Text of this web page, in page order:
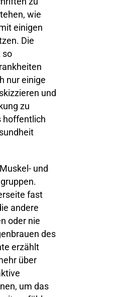
wie
einigen
Die
so
nur einige
und
zu
hoffentlich
und
fast
andere
oder nie
des
erzählt
über
um das